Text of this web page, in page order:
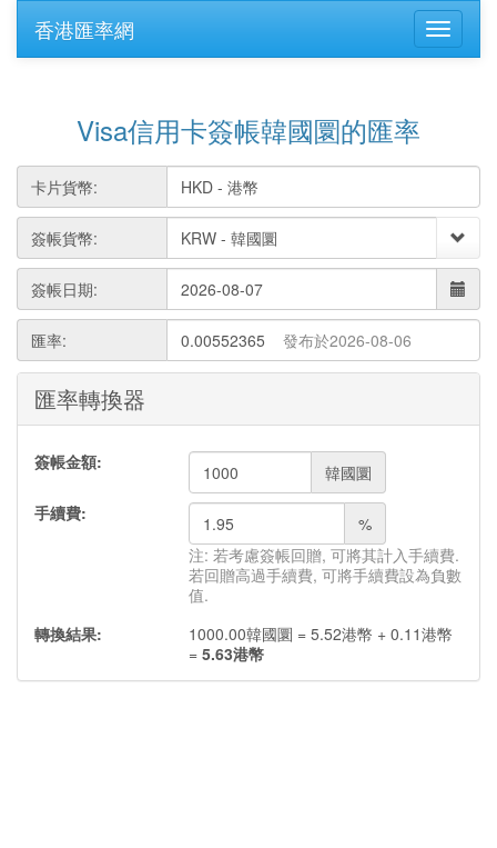
香港匯率網
Visa信用卡簽帳韓國圜的匯率
卡片貨幣:
簽帳貨幣:
簽帳日期:
匯率: 0.00552365 發布於2026-08-06
匯率轉換器
簽帳金額:
韓國圜
手續費:
%
注: 若考慮簽帳回贈, 可將其計入手續費.
若回贈高過手續費, 可將手續費設為負數
值.
轉換結果:
1000.00韓國圜 = 5.52港幣 + 0.11港幣
= 5.63港幣